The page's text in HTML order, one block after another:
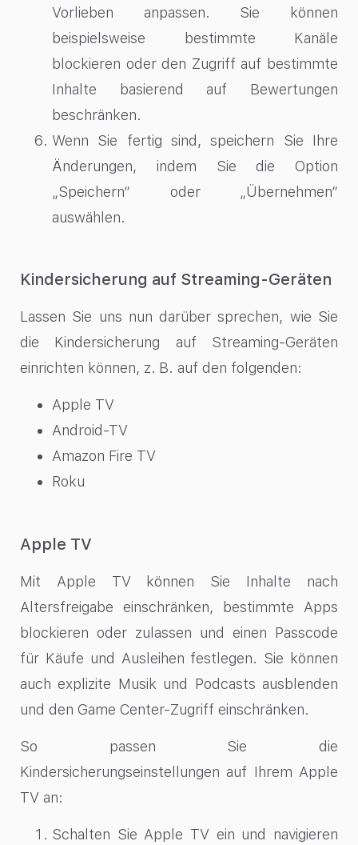
Vorlieben anpassen. Sie können
beispielsweise bestimmte Kanäle
blockieren oder den Zugriff auf bestimmte
Inhalte basierend auf Bewertungen
beschränken.
Wenn Sie fertig sind, speichern Sie Ihre
Änderungen, indem Sie die Option
„Speichern“ oder „Übernehmen“
auswählen.
Kindersicherung auf Streaming-Geräten
Lassen Sie uns nun darüber sprechen, wie Sie
die Kindersicherung auf Streaming-Geräten
einrichten können, z. B. auf den folgenden:
Apple TV
Android-TV
Amazon Fire TV
Roku
Apple TV
Mit Apple TV können Sie Inhalte nach
Altersfreigabe einschränken, bestimmte Apps
blockieren oder zulassen und einen Passcode
für Käufe und Ausleihen festlegen. Sie können
auch explizite Musik und Podcasts ausblenden
und den Game Center-Zugriff einschränken.
So passen Sie die
Kindersicherungseinstellungen auf Ihrem Apple
TV an:
Schalten Sie Apple TV ein und navigieren